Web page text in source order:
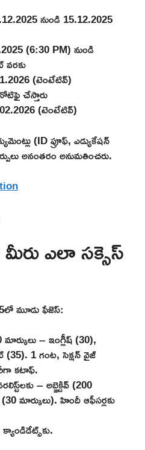
నుండి 15.12.2025
(6:30 PM) నుండి
(టెంటేటివ్)
చేస్తారు
(టెంటేటివ్)
(ID ప్రూఫ్, ఎడ్యుకేషన్
అనంతరం అనుమతించరు.
మీరు ఎలా సక్సెస్
మూడు ఫేజెస్:
మార్కులు – ఇంగ్లీష్ (30),
1 గంట, సెక్షన్ వైజ్
కటాఫ్.
– అబ్జెక్టివ్ (200
(30 మార్కులు). హిందీ ఆఫీసర్లకు
క్యాండిడేట్స్‌కు.